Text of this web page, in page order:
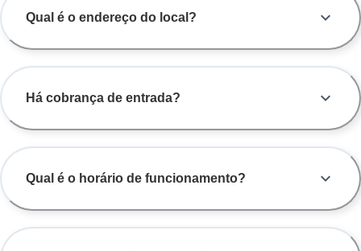
Qual é o endereço do local?
Há cobrança de entrada?
Qual é o horário de funcionamento?